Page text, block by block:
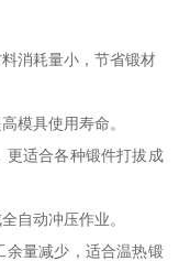
消耗量小，节省锻材
模具使用寿命。
更适合各种锻件打拔成
自动冲压作业。
余量减少，适合温热锻